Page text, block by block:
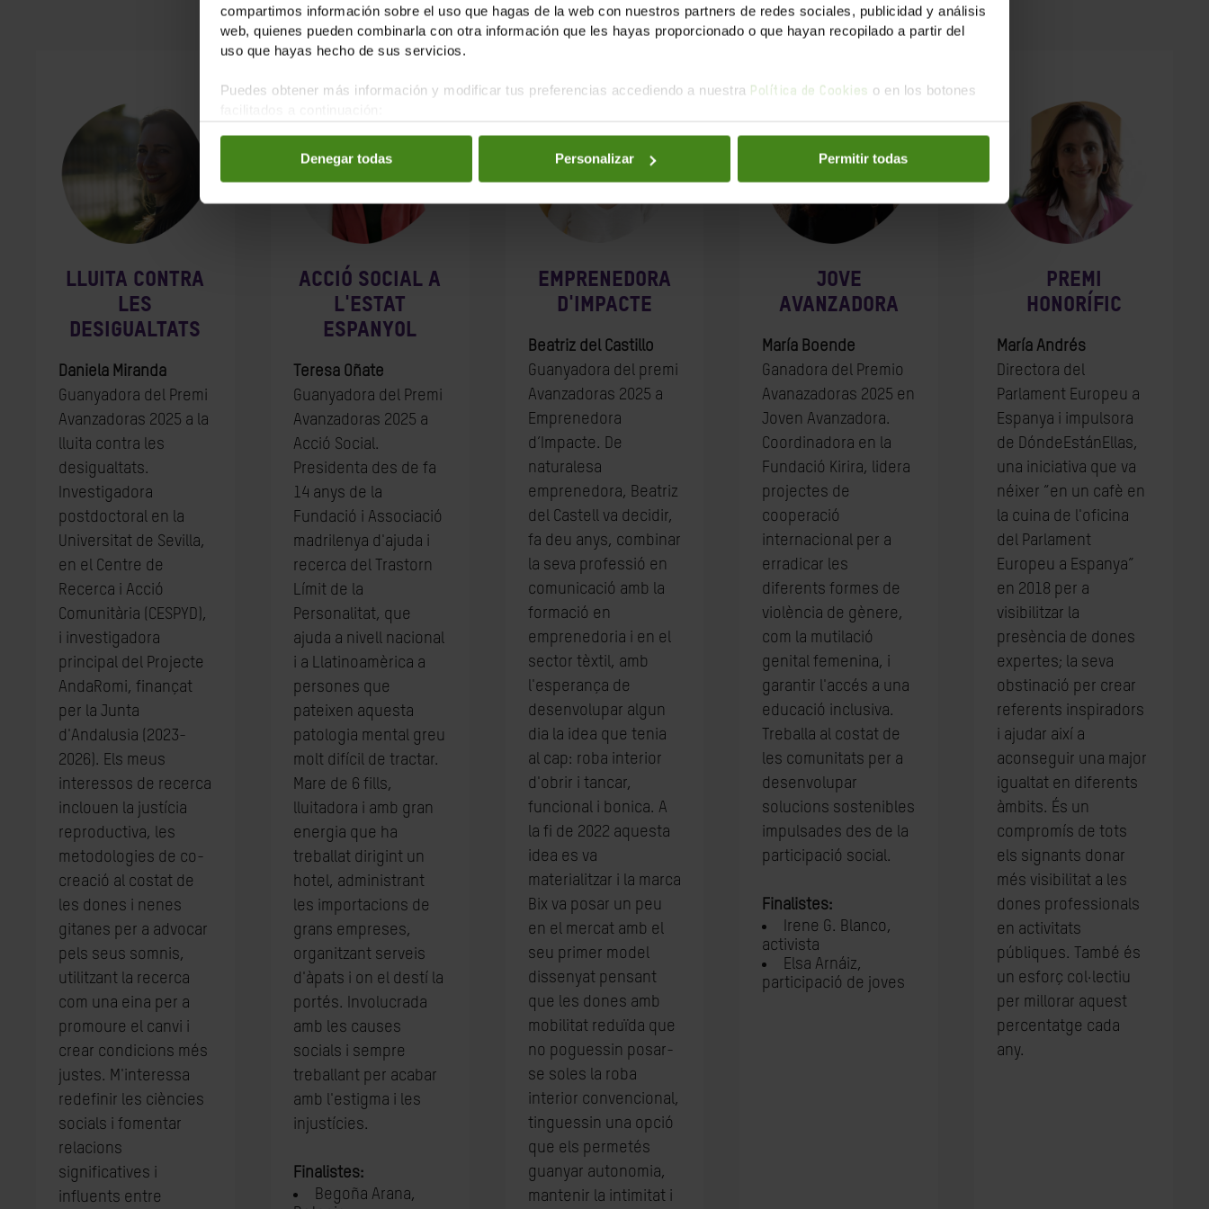
compartimos información sobre el uso que hagas de la web con nuestros partners de redes sociales, publicidad y análisis
web, quienes pueden combinarla con otra información que les hayas proporcionado o que hayan recopilado a partir del
uso que hayas hecho de sus servicios.
Puedes obtener más información y modificar tus preferencias accediendo a nuestra Política de Cookies o en los botones
Denegar todas Personalizar Permitir todas
LLUITA CONTRA
LES
DESIGUALTATS
Daniela Miranda
Guanyadora del Premi
Avanzadoras 2025 a la
lluita contra les
desigualtats.
Investigadora
postdoctoral en la
Universitat de Sevilla,
en el Centre de
Recerca i Acció
Comunitària (CESPYD),
i investigadora
principal del Projecte
AndaRomi, finançat
per la Junta
d'Andalusia (2023-
2026). Els meus
interessos de recerca
inclouen la justícia
reproductiva, les
metodologies de co-
creació al costat de
les dones i nenes
gitanes per a advocar
pels seus somnis,
utilitzant la recerca
com una eina per a
promoure el canvi i
crear condicions més
justes. M'interessa
redefinir les ciències
socials i fomentar
relacions
significatives i
influents entre
ACCIÓ SOCIAL A
L'ESTAT
ESPANYOL
Teresa Oñate
Guanyadora del Premi
Avanzadoras 2025 a
Acció Social.
Presidenta des de fa
14 anys de la
Fundació i Associació
madrilenya d'ajuda i
recerca del Trastorn
Límit de la
Personalitat, que
ajuda a nivell nacional
i a Llatinoamèrica a
persones que
pateixen aquesta
patologia mental greu
molt difícil de tractar.
Mare de 6 fills,
lluitadora i amb gran
energia que ha
treballat dirigint un
hotel, administrant
les importacions de
grans empreses,
organitzant serveis
d'àpats i on el destí la
portés. Involucrada
amb les causes
socials i sempre
treballant per acabar
amb l'estigma i les
injustícies.
Finalistes:
Begoña Arana,
EMPRENEDORA
D'IMPACTE
Beatriz del Castillo
Guanyadora del premi
Avanzadoras 2025 a
Emprenedora
d’Impacte. De
naturalesa
emprenedora, Beatriz
del Castell va decidir,
fa deu anys, combinar
la seva professió en
comunicació amb la
formació en
emprenedoria i en el
sector tèxtil, amb
l'esperança de
desenvolupar algun
dia la idea que tenia
al cap: roba interior
d'obrir i tancar,
funcional i bonica. A
la fi de 2022 aquesta
idea es va
materialitzar i la marca
Bix va posar un peu
en el mercat amb el
seu primer model
dissenyat pensant
que les dones amb
mobilitat reduïda que
no poguessin posar-
se soles la roba
interior convencional,
tinguessin una opció
que els permetés
guanyar autonomia,
mantenir la intimitat i
JOVE
AVANZADORA
María Boende
Ganadora del Premio
Avanazadoras 2025 en
Joven Avanzadora.
Coordinadora en la
Fundació Kirira, lidera
projectes de
cooperació
internacional per a
erradicar les
diferents formes de
violència de gènere,
com la mutilació
genital femenina, i
garantir l'accés a una
educació inclusiva.
Treballa al costat de
les comunitats per a
desenvolupar
solucions sostenibles
impulsades des de la
participació social.
Finalistes:
Irene G. Blanco,
activista
Elsa Arnáiz,
participació de joves
PREMI
HONORÍFIC
María Andrés
Directora del
Parlament Europeu a
Espanya i impulsora
de DóndeEstánEllas,
una iniciativa que va
néixer “en un cafè en
la cuina de l'oficina
del Parlament
Europeu a Espanya”
en 2018 per a
visibilitzar la
presència de dones
expertes; la seva
obstinació per crear
referents inspiradors
i ajudar així a
aconseguir una major
igualtat en diferents
àmbits. És un
compromís de tots
els signants donar
més visibilitat a les
dones professionals
en activitats
públiques. També és
un esforç col·lectiu
per millorar aquest
percentatge cada
any.